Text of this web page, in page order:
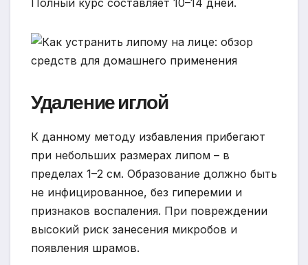
Полный курс составляет 10–14 дней.
Удаление иглой
К данному методу избавления прибегают
при небольших размерах липом – в
пределах 1–2 см. Образование должно быть
не инфицированное, без гиперемии и
признаков воспаления. При повреждении
высокий риск занесения микробов и
появления шрамов.